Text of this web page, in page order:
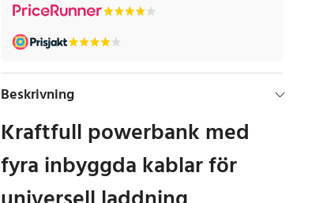
Beskrivning
Kraftfull powerbank med
fyra inbyggda kablar för